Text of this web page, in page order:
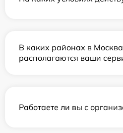
В каких районах в Москва
располагаются ваши
Работаете ли вы с